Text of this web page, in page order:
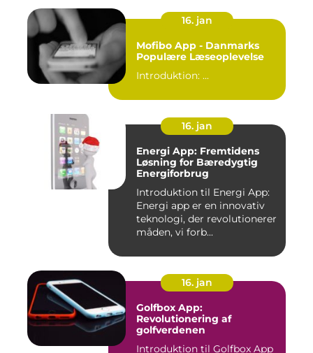
16. jan
Mofibo App - Danmarks
Populære Læseoplevelse
Introduktion: ...
16. jan
Energi App: Fremtidens
Løsning for Bæredygtig
Energiforbrug
Introduktion til Energi App:
Energi app er en innovativ
teknologi, der revolutionerer
måden, vi forb...
16. jan
Golfbox App:
Revolutionering af
golfverdenen
Introduktion til Golfbox App